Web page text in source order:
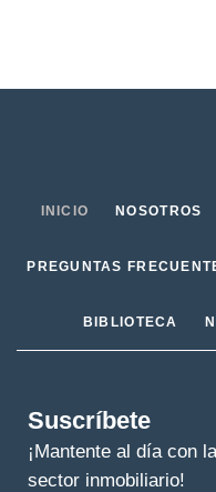
INICIO NOSOTROS
PREGUNTAS
BIBLIOTECA
Suscríbete
¡Mantente al día con
sector inmobiliario!